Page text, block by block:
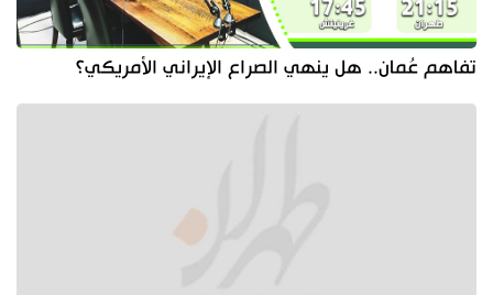
تفاهم عُمان.. هل ينهي الصراع الإيراني الأمريكي؟